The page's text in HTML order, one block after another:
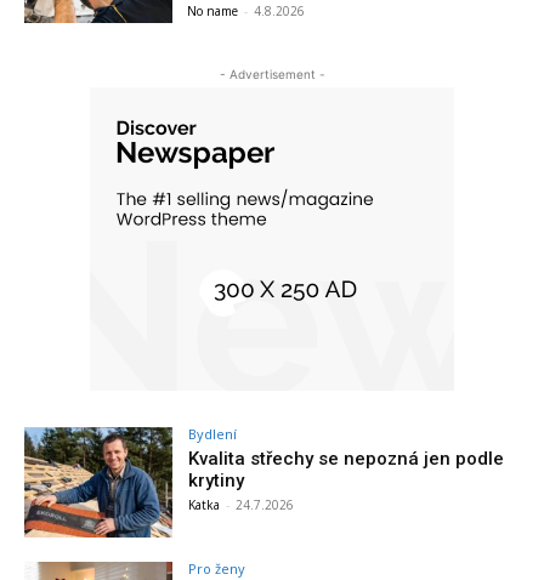
No name - 4.8.2026
- Advertisement -
Bydlení
Kvalita střechy se nepozná jen podle
krytiny
Katka - 24.7.2026
Pro ženy